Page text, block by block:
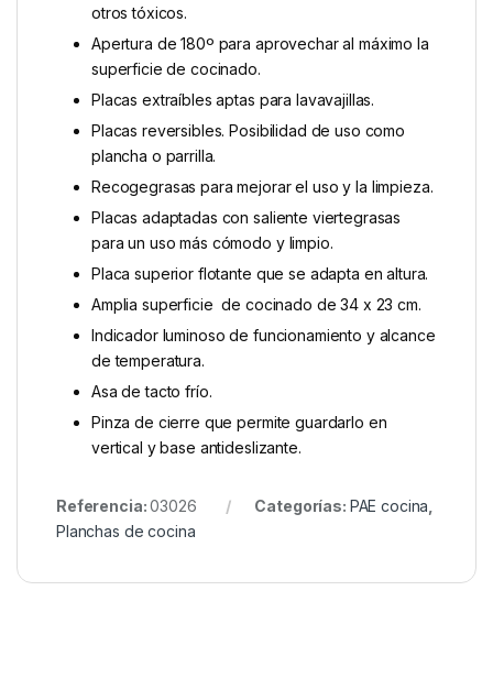
otros tóxicos.
Apertura de 180º para aprovechar al máximo la
superficie de cocinado.
Placas extraíbles aptas para lavavajillas.
Placas reversibles. Posibilidad de uso como
plancha o parrilla.
Recogegrasas para mejorar el uso y la limpieza.
Placas adaptadas con saliente viertegrasas
para un uso más cómodo y limpio.
Placa superior flotante que se adapta en altura.
Amplia superficie de cocinado de 34 x 23 cm.
Indicador luminoso de funcionamiento y alcance
de temperatura.
Asa de tacto frío.
Pinza de cierre que permite guardarlo en
vertical y base antideslizante.
Referencia:03026 Categorías: PAE cocina
Planchas de cocina